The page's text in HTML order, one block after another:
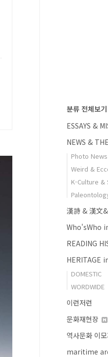
분류 전체보기
ESSAYS &
NEWS &
Photo News
Weird &
K-Culture &
漢詩 & 漢文
Who'sWho
READING
HERITAGE
DOMESTIC
WORDWIDE
이런저런
문화재현장
역사문화 이
maritime